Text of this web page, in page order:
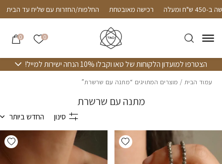
Skip to Content
הבית ברכישה ב-450 ש"ח ומעלה רכישה מאובטחת החלפות/החזרות
0 הרשימה
0
הצטרפו למועדון הלקוחות של טאו וקבלו 10% הנחה ישירות למייל!
עמוד הבית / מוצרים המתויגים “מתנה עם שרשרת”
מתנה עם שרשרת
סינון החדש ביותר
Add wishlist
בחזרה למעלה